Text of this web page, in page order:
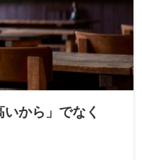
から」でなく